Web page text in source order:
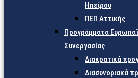
Ηπείρου
ΠΕΠ Αττικής
Προγράμματα
Συνεργασίας
Διακρατικά
Διασυνοριακά